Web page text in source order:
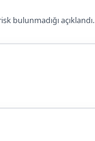
bulunmadığı açıklandı.